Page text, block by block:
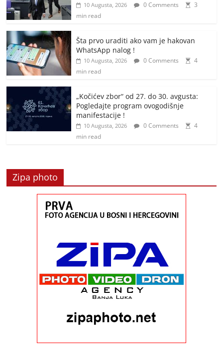
10 Augusta, 2026 0 Comments
3
min read
Šta prvo uraditi ako vam je hakovan
WhatsApp nalog !
10 Augusta, 2026 0 Comments
4
min read
„Kočićev zbor“ od 27. do 30. avgusta:
Pogledajte program ovogodišnje
manifestacije !
10 Augusta, 2026 0 Comments
4
min read
Zipa photo